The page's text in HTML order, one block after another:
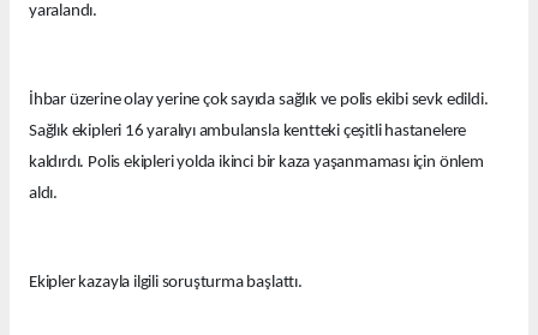
yaralandı.
İhbar üzerine olay yerine çok sayıda sağlık ve polis ekibi sevk edildi.
Sağlık ekipleri 16 yaralıyı ambulansla kentteki çeşitli hastanelere
kaldırdı. Polis ekipleri yolda ikinci bir kaza yaşanmaması için önlem
aldı.
Ekipler kazayla ilgili soruşturma başlattı.